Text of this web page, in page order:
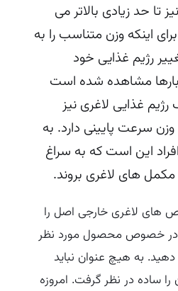
تا حد زیادی بالاتر می‌
اینکه وزن متناسب را به
رژیم غذایی خود
مشاهده شده است
غذایی لاغری نیز
سرعت پایینی دارد. به
این است که به سراغ
های لاغری بروند.
های لاغری خارجی اصل را
در خصوص محصول مورد نظر
به هیچ عنوان نباید
ساده در نظر گرفت. امروزه